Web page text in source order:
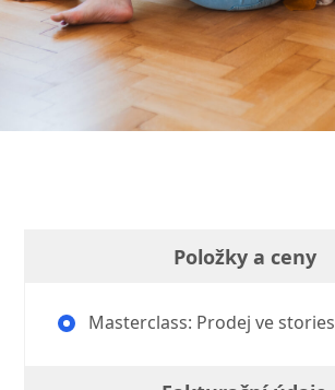
Položky a ceny
Masterclass: Prodej ve stories